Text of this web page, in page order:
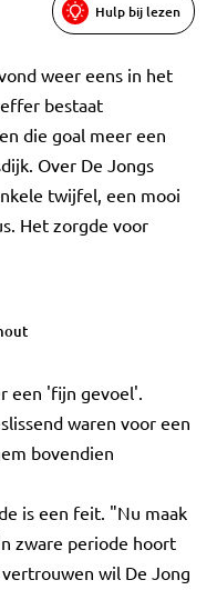
Hulp bij lezen
weer eens in het
bestaat
die goal meer een
Over De Jongs
twijfel, een mooi
Het zorgde voor
een 'fijn gevoel'.
waren voor een
bovendien
is een feit. "Nu maak
zware periode hoort
wil De Jong